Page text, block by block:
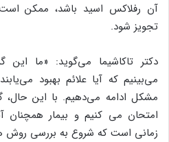
آن رفلاکس اسید باشد، ممکن
تجویز شود.
دکتر تاکاشیما می‌گوید: «ما این
می‌بینیم که آیا علائم بهبود
مشکل ادامه می‌دهیم. با این حال،
امتحان می کنیم و بیمار همچنان
زمانی است که شروع به بررسی روش